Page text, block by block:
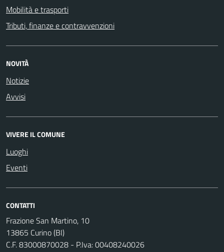
Mobilità e trasporti
Tributi, finanze e contravvenzioni
NOVITÀ
Notizie
Avvisi
VIVERE IL COMUNE
Luoghi
Eventi
CONTATTI
Frazione San Martino, 10
13865 Curino (BI)
C.F. 83000870028 - P.Iva: 00408240026